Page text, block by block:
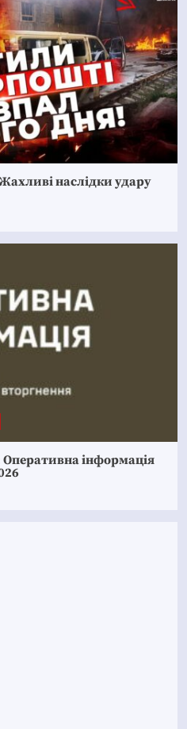
наслідки удару
інформація